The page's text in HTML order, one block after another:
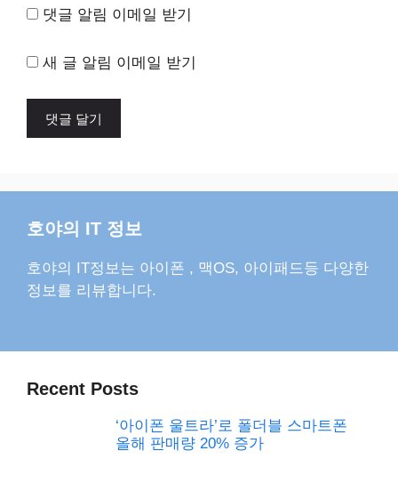
댓글 알림 이메일 받기
새 글 알림 이메일 받기
호야의 IT 정보
호야의 IT정보는 아이폰 , 맥OS, 아이패드등 다양한
정보를 리뷰합니다.
Recent Posts
‘아이폰 울트라’로 폴더블 스마트폰
올해 판매량 20% 증가